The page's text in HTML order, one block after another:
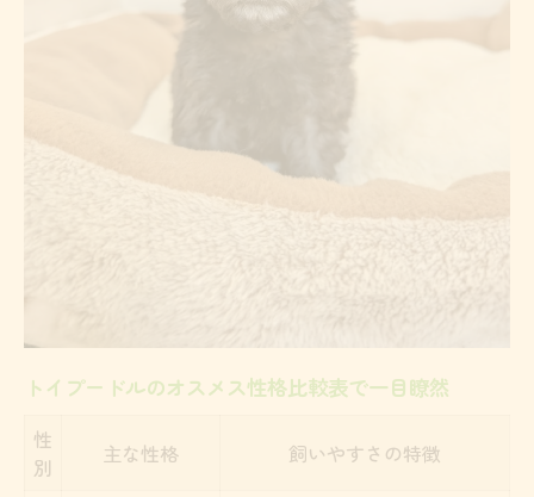
トイプードルのしつけやすさ体験談まとめ
オスとメスどちらが甘えん坊になりやす
家族と過ごす時間が長い家庭に適した選び
トイプードルの性格に影響する育て方とは
生活スタイル別トイプードルオスメスメスの特
トイプードルのオスメス性格比較表で一目瞭然
性
別
主な性格 飼いやすさの特徴